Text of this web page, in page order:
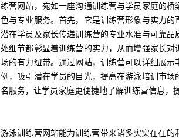
练营网站，宛如一座沟通训练营与学员家庭的
色与专业服务。首先，它是训练营形象与实力
潜在学员及家长传递训练营的专业水准与可靠
处细节都彰显着训练营的实力，从而增强家长
场的有力纽带。通过网站，训练营可以详细展
例，吸引潜在学员的目光，提高在游泳培训市
名服务，让学员家庭更便捷地了解训练营信息，
游泳训练营网站能为训练营带来诸多实实在在